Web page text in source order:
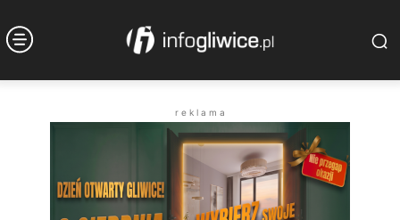
r e k l a m a